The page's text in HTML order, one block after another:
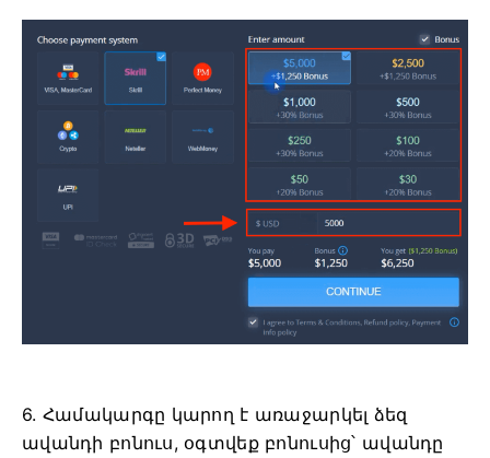
6. Համակարգը կարող է առաջարկել ձեզ
ավանդի բոնուս, օգտվեք բոնուսից՝ ավանդը